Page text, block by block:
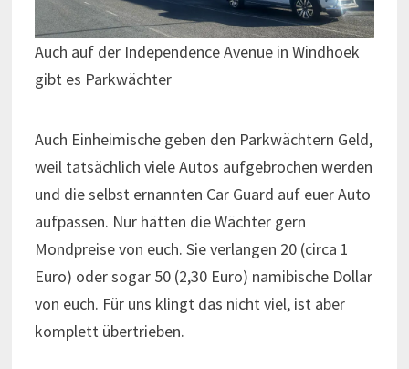
Auch auf der Independence Avenue in Windhoek
gibt es Parkwächter
Auch Einheimische geben den Parkwächtern Geld,
weil tatsächlich viele Autos aufgebrochen werden
und die selbst ernannten Car Guard auf euer Auto
aufpassen. Nur hätten die Wächter gern
Mondpreise von euch. Sie verlangen 20 (circa 1
Euro) oder sogar 50 (2,30 Euro) namibische Dollar
von euch. Für uns klingt das nicht viel, ist aber
komplett übertrieben.